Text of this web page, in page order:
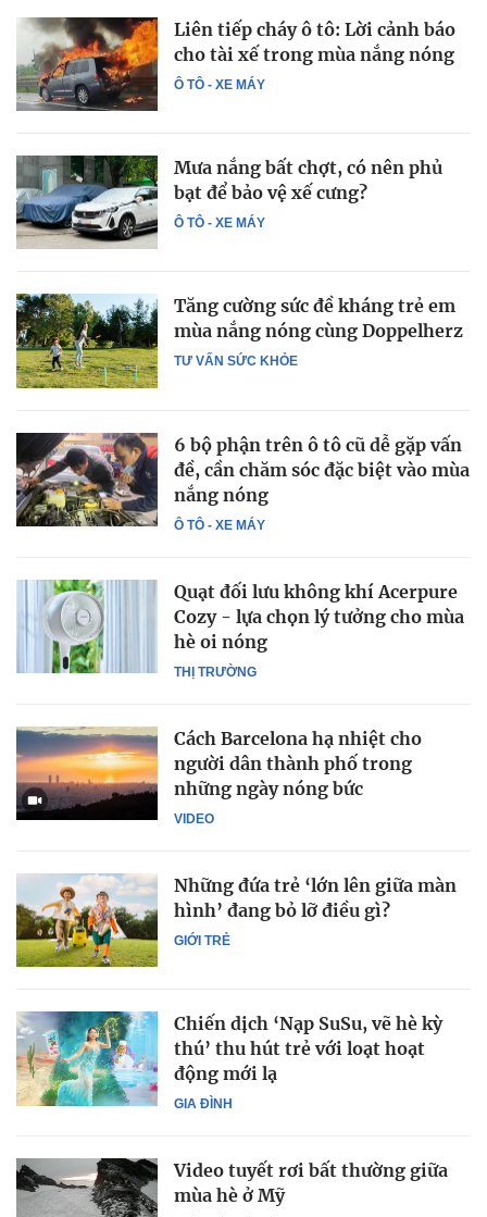
Ô TÔ - XE MÁY
Liên tiếp cháy ô tô: Lời cảnh báo
cho tài xế trong mùa nắng nóng
Ô TÔ - XE MÁY
Mưa nắng bất chợt, có nên phủ
bạt để bảo vệ xế cưng?
TƯ VẤN SỨC KHỎE
Tăng cường sức đề kháng trẻ em
mùa nắng nóng cùng Doppelherz
Ô TÔ - XE MÁY
6 bộ phận trên ô tô cũ dễ gặp vấn
đề, cần chăm sóc đặc biệt vào mùa
nắng nóng
THỊ TRƯỜNG
Quạt đối lưu không khí Acerpure
Cozy - lựa chọn lý tưởng cho mùa
hè oi nóng
VIDEO
Cách Barcelona hạ nhiệt cho
người dân thành phố trong
những ngày nóng bức
GIỚI TRẺ
Những đứa trẻ ‘lớn lên giữa màn
hình’ đang bỏ lỡ điều gì?
GIA ĐÌNH
Chiến dịch ‘Nạp SuSu, vẽ hè kỳ
thú’ thu hút trẻ với loạt hoạt
động mới lạ
Video tuyết rơi bất thường giữa
mùa hè ở Mỹ